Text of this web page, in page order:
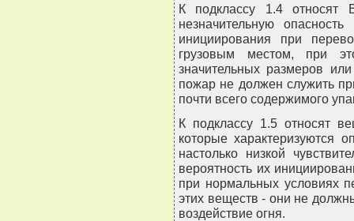
К подклассу 1.4
незначительную
инициирования при
грузовым местом, при
значительных размеров
пожар не должен служить
почти всего содержимого
К подклассу 1.5 относят
которые характеризуются
настолько низкой
вероятность их
при нормальных условиях
этих веществ - они не
воздействие огня.